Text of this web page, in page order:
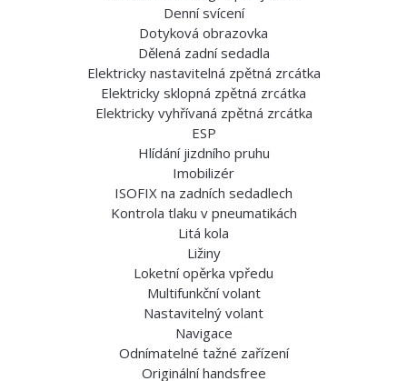
Denní svícení
Dotyková obrazovka
Dělená zadní sedadla
Elektricky nastavitelná zpětná zrcátka
Elektricky sklopná zpětná zrcátka
Elektricky vyhřívaná zpětná zrcátka
ESP
Hlídání jizdního pruhu
Imobilizér
ISOFIX na zadních sedadlech
Kontrola tlaku v pneumatikách
Litá kola
Ližiny
Loketní opěrka vpředu
Multifunkční volant
Nastavitelný volant
Navigace
Odnímatelné tažné zařízení
Originální handsfree